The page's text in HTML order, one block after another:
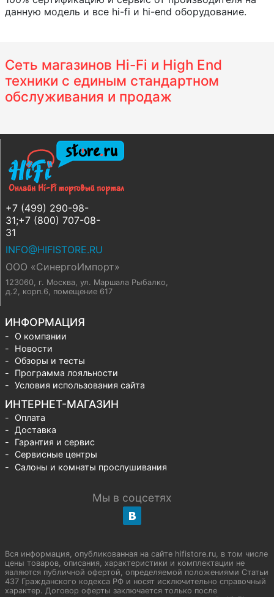
данную модель и все hi-fi и hi-end оборудование.
Сеть магазинов Hi-Fi и High End
техники с единым стандартном
обслуживания и продаж
+7 (499) 290-98-
31;+7 (800) 707-08-
31
INFO@HIFISTORE.RU
ООО «СинергоИмпорт»
123060, г. Москва, ул. Маршала Рыбалко,
д.2, корп.6, помещение 617
ИНФОРМАЦИЯ
О компании
Новости
Обзоры и тесты
Программа лояльности
Условия использования сайта
ИНТЕРНЕТ-МАГАЗИН
Оплата
Доставка
Гарантия и сервис
Сервисные центры
Салоны и комнаты прослушивания
Мы в соцсетях
Вся информация, опубликованная на сайте hifistore.ru, в том числе
цены товаров, описания, характеристики и комплектации не
являются публичной офертой, определяемой положениями Статьи
437 Гражданского кодекса РФ и носят исключительно справочный
характер. Договор оферты заключается только после